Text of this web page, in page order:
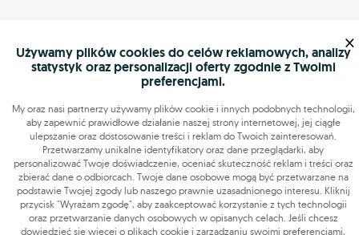
Używamy plików cookies do celów reklamowych, analizy
statystyk oraz personalizacji oferty zgodnie z Twoimi
preferencjami.
My oraz nasi partnerzy używamy plików cookie i innych podobnych technologii,
aby zapewnić prawidłowe działanie naszej strony internetowej, jej ciągłe
ulepszanie oraz dostosowanie treści i reklam do Twoich zainteresowań.
Przetwarzamy unikalne identyfikatory oraz dane przeglądarki, aby
personalizować Twoje doświadczenie, oceniać skuteczność reklam i treści oraz
zbierać dane o odbiorcach. Twoje dane osobowe mogą być przetwarzane na
podstawie Twojej zgody lub naszego prawnie uzasadnionego interesu. Kliknij
przycisk "Wyrażam zgodę", aby zaakceptować korzystanie z tych technologii
oraz przetwarzanie danych osobowych w opisanych celach. Jeśli chcesz
dowiedzieć się więcej o plikach cookie i zarządzaniu swoimi preferencjami,
×